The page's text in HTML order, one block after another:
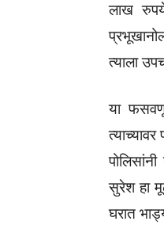
लाख
त्याला
या
सुरेश हा
घरात